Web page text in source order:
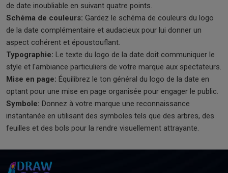
de date inoubliable en suivant quatre points.
Schéma de couleurs: Gardez le schéma de couleurs du logo
de la date complémentaire et audacieux pour lui donner un
aspect cohérent et époustouflant.
Typographie: Le texte du logo de la date doit communiquer le
style et l'ambiance particuliers de votre marque aux spectateurs.
Mise en page: Équilibrez le ton général du logo de la date en
optant pour une mise en page organisée pour engager le public.
Symbole: Donnez à votre marque une reconnaissance
instantanée en utilisant des symboles tels que des arbres, des
feuilles et des bols pour la rendre visuellement attrayante.